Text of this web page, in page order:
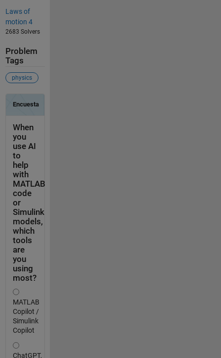
Laws of
motion 4
2683 Solvers
Problem
Tags
physics